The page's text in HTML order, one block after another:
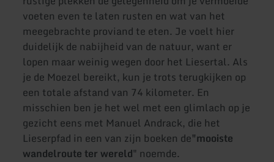
voeten even te laten rusten en wat van het
meegebrachte proviand te eten. Je voelt hier
duidelijk de nabijheid van de natuur, want er
lopen maar weinig wegen door het Liesertal. Als
je de Moezel bereikt, kun je trots terugkijken op
een totale afstand van 74 kilometer. En
misschien ben je het wel met een glimlach op je
gezicht eens met Manuel Andrack, die het
Lieserpfad in een van zijn boeken de"mooiste
wandelroute ter wereld" noemde.